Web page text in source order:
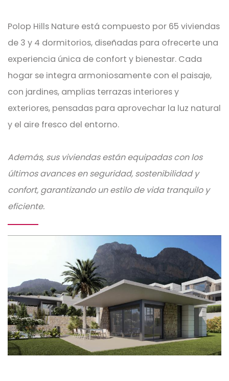
Polop Hills Nature está compuesto por 65 viviendas
de 3 y 4 dormitorios, diseñadas para ofrecerte una
experiencia única de confort y bienestar. Cada
hogar se integra armoniosamente con el paisaje,
con jardines, amplias terrazas interiores y
exteriores, pensadas para aprovechar la luz natural
y el aire fresco del entorno.
Además, sus viviendas están equipadas con los
últimos avances en seguridad, sostenibilidad y
confort, garantizando un estilo de vida tranquilo y
eficiente.